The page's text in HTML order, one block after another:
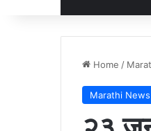
Home /
Marathi News